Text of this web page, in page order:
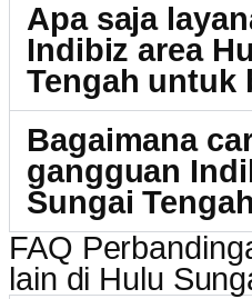
Apa saja
Indibiz area
Tengah untuk
Bagaimana
gangguan
Sungai
FAQ
lain di Hulu